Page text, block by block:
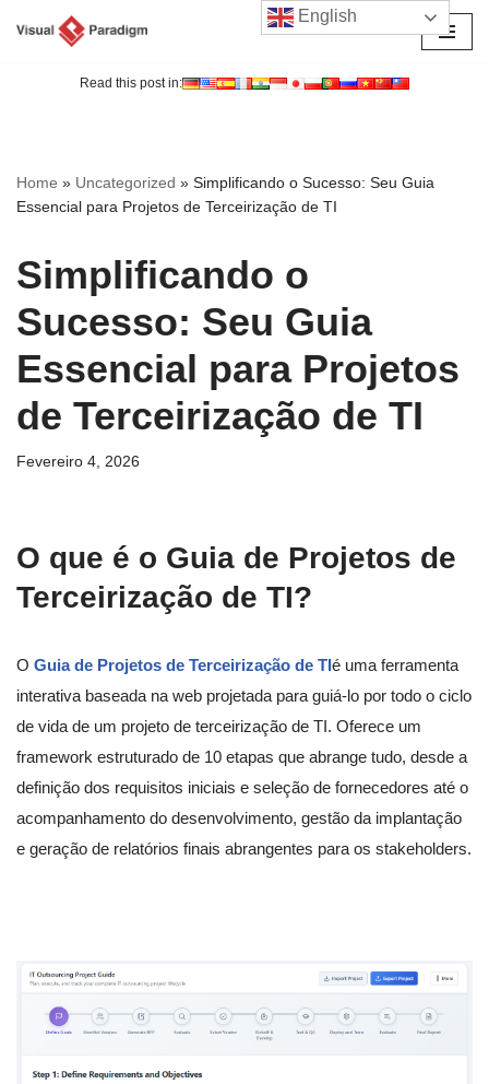
Read this post in:
Home » Uncategorized » Simplificando o Sucesso: Seu Guia
Essencial para Projetos de Terceirização de TI
Simplificando o
Sucesso: Seu Guia
Essencial para Projetos
de Terceirização de TI
Fevereiro 4, 2026
O que é o Guia de Projetos de
Terceirização de TI?
O Guia de Projetos de Terceirização de TIé uma ferramenta
interativa baseada na web projetada para guiá-lo por todo o ciclo
de vida de um projeto de terceirização de TI. Oferece um
framework estruturado de 10 etapas que abrange tudo, desde a
definição dos requisitos iniciais e seleção de fornecedores até o
acompanhamento do desenvolvimento, gestão da implantação
e geração de relatórios finais abrangentes para os stakeholders.
English